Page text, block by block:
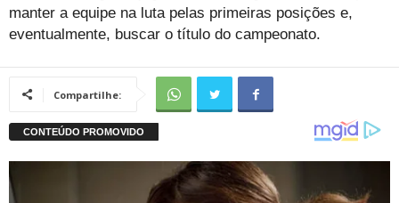
manter a equipe na luta pelas primeiras posições e,
eventualmente, buscar o título do campeonato.
Compartilhe: